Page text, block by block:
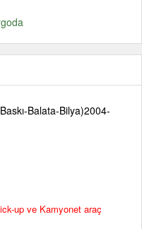
Balata-Bilya)2004-
up ve Kamyonet araç